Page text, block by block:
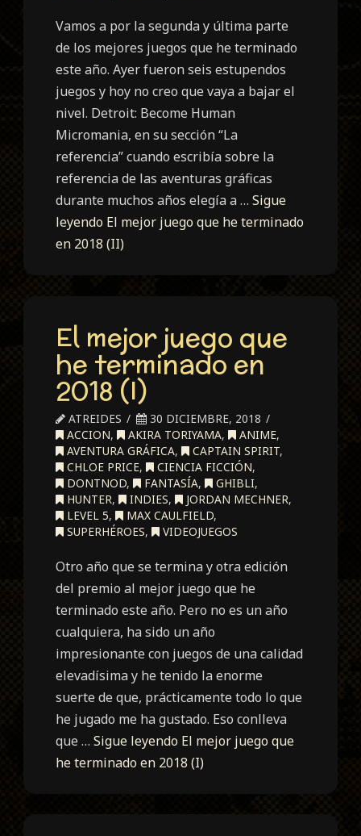
Vamos a por la segunda y última parte
de los mejores juegos que he terminado
este año. Ayer fueron seis estupendos
juegos y hoy no creo que vaya a bajar el
nivel. Detroit: Become Human
Micromania, en su sección “La
referencia” cuando escribía sobre la
referencia de las aventuras gráficas
durante muchos años elegía a …Sigue
leyendo El mejor juego que he terminado
en 2018 (II)
El mejor juego que
he terminado en
2018 (I)
ATREIDES
30 DICIEMBRE, 2018
ACCION, AKIRA TORIYAMA, ANIME,
AVENTURA GRÁFICA, CAPTAIN SPIRIT,
CHLOE PRICE, CIENCIA FICCIÓN,
DONTNOD, FANTASÍA, GHIBLI,
HUNTER, INDIES, JORDAN MECHNER,
LEVEL 5, MAX CAULFIELD,
SUPERHÉROES, VIDEOJUEGOS
Otro año que se termina y otra edición
del premio al mejor juego que he
terminado este año. Pero no es un año
cualquiera, ha sido un año
impresionante con juegos de una calidad
elevadísima y he tenido la enorme
suerte de que, prácticamente todo lo que
he jugado me ha gustado. Eso conlleva
que …Sigue leyendo El mejor juego que
he terminado en 2018 (I)